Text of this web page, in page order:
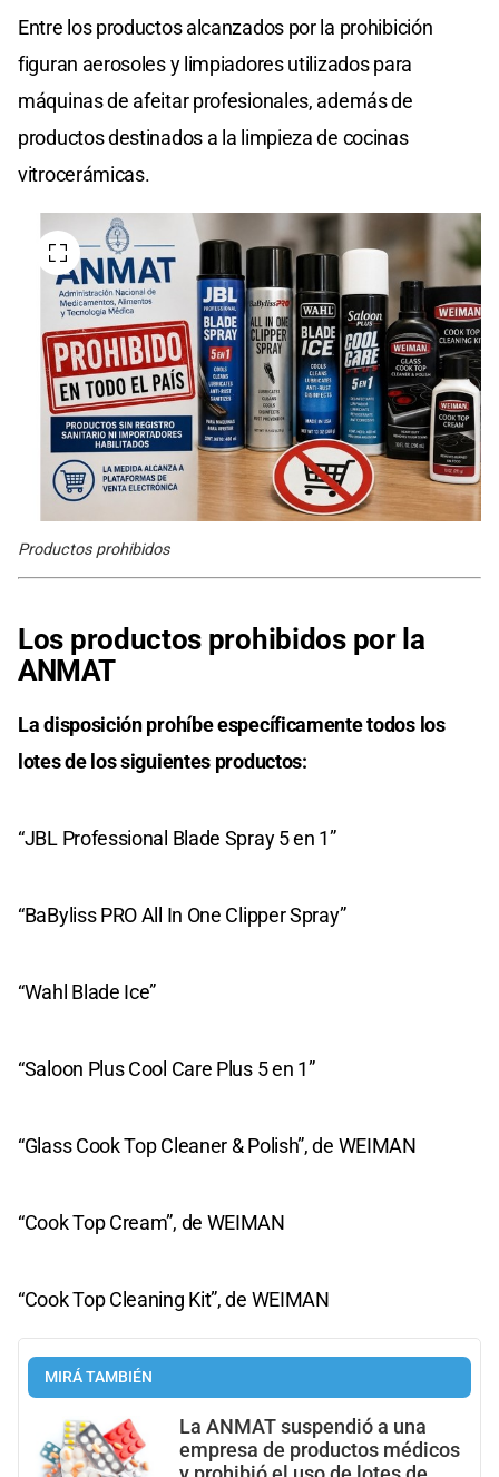
Entre los productos alcanzados por la prohibición
figuran aerosoles y limpiadores utilizados para
máquinas de afeitar profesionales, además de
productos destinados a la limpieza de cocinas
vitrocerámicas.
Productos prohibidos
Los productos prohibidos por la
ANMAT
La disposición prohíbe específicamente todos los
lotes de los siguientes productos:
“JBL Professional Blade Spray 5 en 1”
“BaByliss PRO All In One Clipper Spray”
“Wahl Blade Ice”
“Saloon Plus Cool Care Plus 5 en 1”
“Glass Cook Top Cleaner & Polish”, de WEIMAN
“Cook Top Cream”, de WEIMAN
“Cook Top Cleaning Kit”, de WEIMAN
MIRÁ TAMBIÉN
La ANMAT suspendió a una
empresa de productos médicos